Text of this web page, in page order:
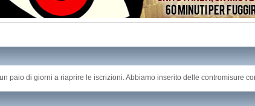
paio di giorni a riaprire le iscrizioni. Abbiamo inserito delle contromisure